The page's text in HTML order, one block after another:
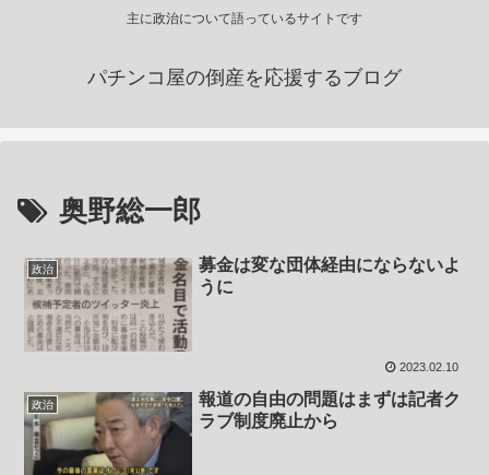
主に政治について語っているサイトです
パチンコ屋の倒産を応援するブログ
奥野総一郎
政治
募金は変な団体経由にならないよ
うに
2023.02.10
政治
報道の自由の問題はまずは記者ク
ラブ制度廃止から